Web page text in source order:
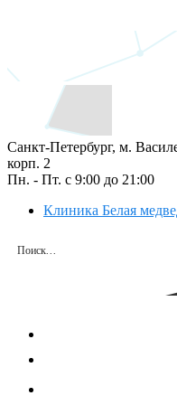
Санкт-Петербург, м.
корп. 2
Пн. - Пт. с 9:00 до 21:00
Клиника Белая